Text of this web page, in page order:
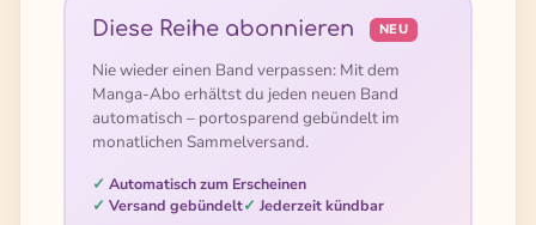
Diese Reihe abonnieren NEU
Nie wieder einen Band verpassen: Mit dem
Manga-Abo erhältst du jeden neuen Band
automatisch – portosparend gebündelt im
monatlichen Sammelversand.
Automatisch zum Erscheinen
Versand gebündelt
Jederzeit kündbar